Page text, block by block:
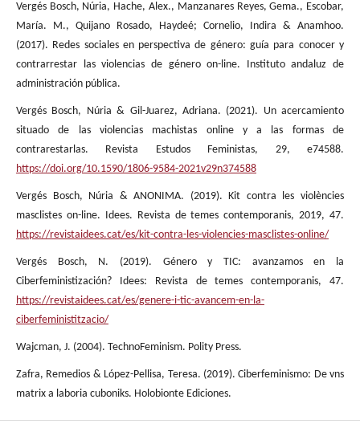
Vergés Bosch, Núria, Hache, Alex., Manzanares Reyes, Gema., Escobar,
María. M., Quijano Rosado, Haydeé; Cornelio, Indira & Anamhoo.
(2017). Redes sociales en perspectiva de género: guía para conocer y
contrarrestar las violencias de género on-line. Instituto andaluz de
administración pública.
Vergés Bosch, Núria & Gil-Juarez, Adriana. (2021). Un acercamiento
situado de las violencias machistas online y a las formas de
contrarestarlas. Revista Estudos Feministas, 29, e74588.
https://doi.org/10.1590/1806-9584-2021v29n374588
Vergés Bosch, Núria & ANONIMA. (2019). Kit contra les violències
masclistes on-line. Idees. Revista de temes contemporanis, 2019, 47.
https://revistaidees.cat/es/kit-contra-les-violencies-masclistes-online/
Vergés Bosch, N. (2019). Género y TIC: avanzamos en la
Ciberfeministización? Idees: Revista de temes contemporanis, 47.
https://revistaidees.cat/es/genere-i-tic-avancem-en-la-
ciberfeministitzacio/
Wajcman, J. (2004). TechnoFeminism. Polity Press.
Zafra, Remedios & López-Pellisa, Teresa. (2019). Ciberfeminismo: De vns
matrix a laboria cuboniks. Holobionte Ediciones.